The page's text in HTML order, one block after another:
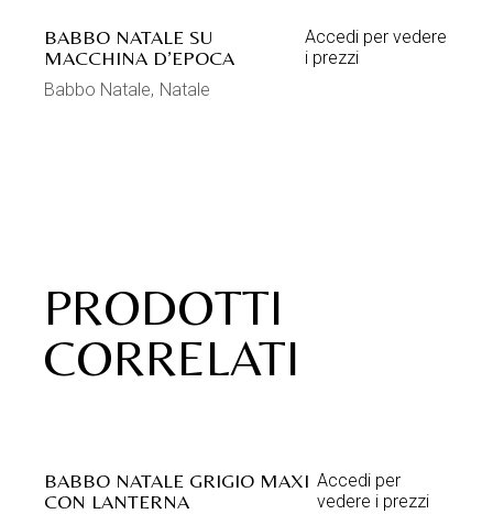
BABBO NATALE SU
MACCHINA D’EPOCA
Accedi per vedere
i prezzi
Babbo Natale Natale
PRODOTTI
CORRELATI
BABBO NATALE GRIGIO MAXI
CON LANTERNA
Accedi per
vedere i prezzi